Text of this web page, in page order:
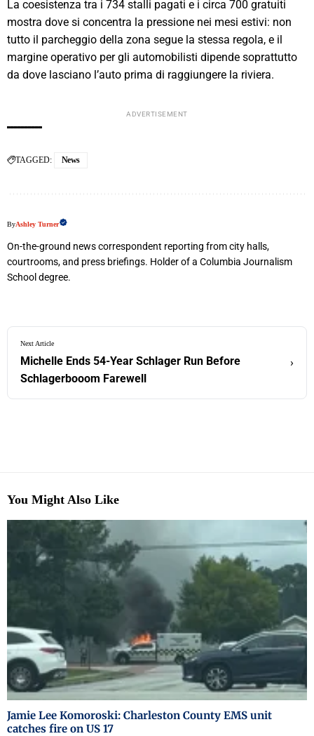
La coesistenza tra i 734 stalli pagati e i circa 700 gratuiti
mostra dove si concentra la pressione nei mesi estivi: non
tutto il parcheggio della zona segue la stessa regola, e il
margine operativo per gli automobilisti dipende soprattutto
da dove lasciano l’auto prima di raggiungere la riviera.
ADVERTISEMENT
TAGGED: News
ByAshley Turner
On-the-ground news correspondent reporting from city halls,
courtrooms, and press briefings. Holder of a Columbia Journalism
School degree.
Next Article
Michelle Ends 54-Year Schlager Run Before
Schlagerbooom Farewell
›
You Might Also Like
Jamie Lee Komoroski: Charleston County EMS unit
catches fire on US 17